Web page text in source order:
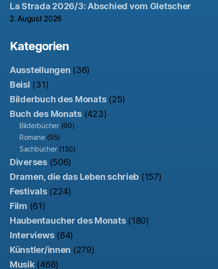
La Strada 2026/3: Abschied vom Gletscher
2. August 2026
Kategorien
Ausstellungen (36)
Beisl (31)
Bilderbuch des Monats(25)
Buch des Monats(423)
Bilderbücher(60)
Romane (95)
Sachbücher(150)
Diverses(506)
Dramen, die das Leben schrieb (157)
Festivals(224)
Film (61)
Haubentaucher des Monats(180)
Interviews(84)
Künstler/innen (279)
Musik(468)